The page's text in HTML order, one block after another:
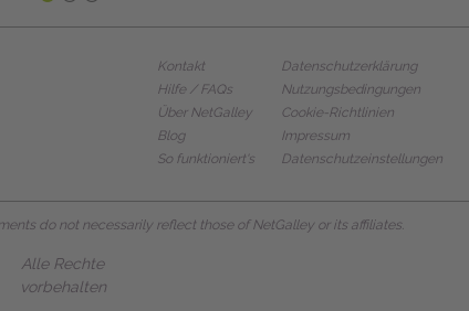
Kontakt
Hilfe / FAQs
Über NetGalley
Blog
So funktioniert's
Datenschutzerklärung
Nutzungsbedingungen
Cookie-Richtlinien
Impressum
Datenschutzeinstellungen
do not necessarily reflect those of NetGalley or its affiliates.
Alle Rechte
vorbehalten